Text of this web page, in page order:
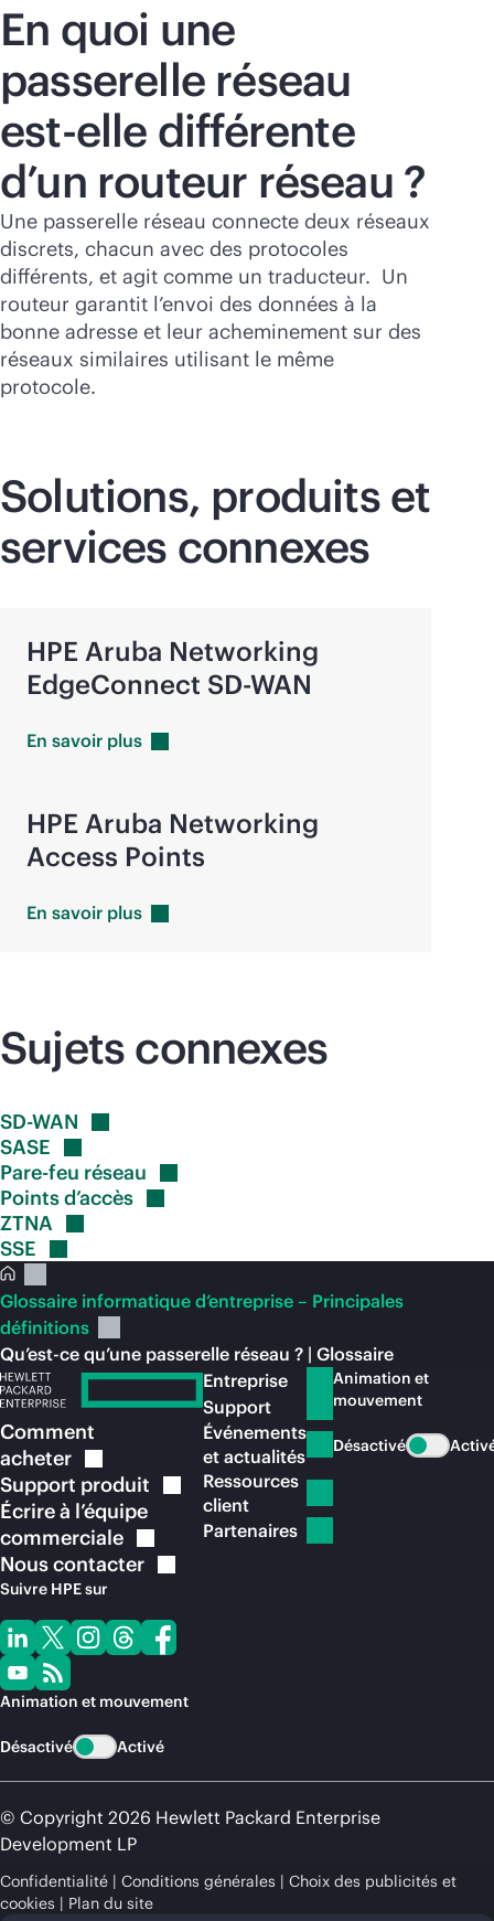
En quoi une
passerelle réseau
est-elle différente
d’un routeur réseau ?
Une passerelle réseau connecte deux réseaux
discrets, chacun avec des protocoles
différents, et agit comme un traducteur. Un
routeur garantit l’envoi des données à la
bonne adresse et leur acheminement sur des
réseaux similaires utilisant le même
protocole.
Solutions, produits et
services connexes
HPE Aruba Networking
EdgeConnect SD-WAN
En savoir plus
HPE Aruba Networking
Access Points
En savoir plus
Sujets connexes
SD-WAN
SASE
Pare-feu réseau
Pointsd’accès
ZTNA
SSE
Glossaire informatique d’entreprise – Principales
définitions
Qu’est-ce qu’une passerelle réseau ? | Glossaire
Comment
acheter
Support produit
Écrire à l’équipe
commerciale
Nouscontacter
Suivre HPE sur
Animation et mouvement
Désactivé Activé
Entreprise
Support
Événements
et actualités
Ressources
client
Partenaires
Animation et
mouvement
Désactivé
© Copyright 2026 Hewlett Packard Enterprise
Development LP
Confidentialité Conditions générales
Choix des publicités et
cookies
Plan du site